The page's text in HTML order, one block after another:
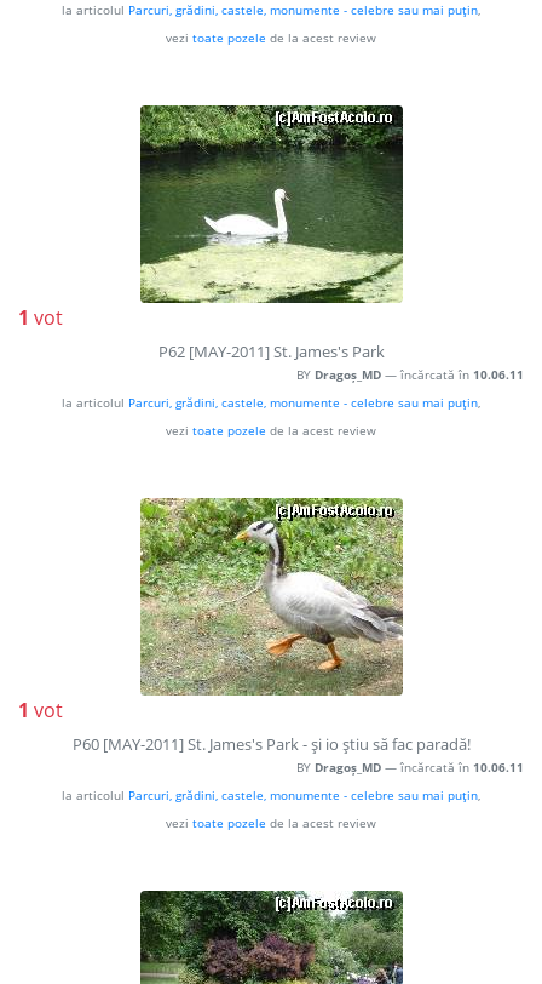
la articolul Parcuri, grădini, castele, monumente - celebre sau mai puţin,
vezi toate pozele de la acest review
1 vot
P62 [MAY-2011] St. James's Park
BY Dragoș_MD — încărcată în 10.06.11
la articolul Parcuri, grădini, castele, monumente - celebre sau mai puţin,
vezi toate pozele de la acest review
1 vot
P60 [MAY-2011] St. James's Park - şi io ştiu să fac paradă!
BY Dragoș_MD — încărcată în 10.06.11
la articolul Parcuri, grădini, castele, monumente - celebre sau mai puţin,
vezi toate pozele de la acest review